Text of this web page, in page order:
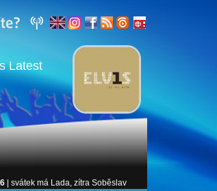
Latest
| svátek má Lada, zítra Soběslav